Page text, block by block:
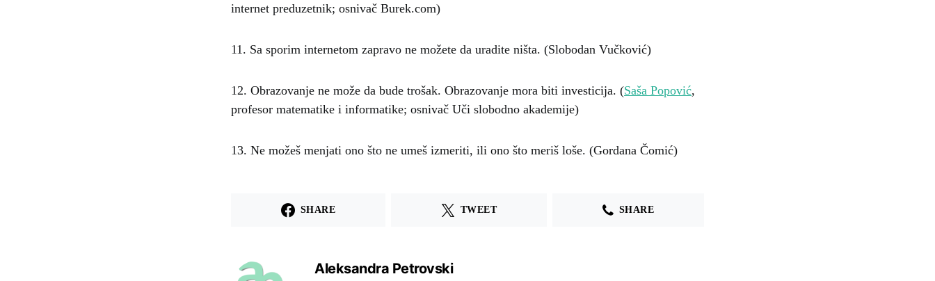
internet preduzetnik; osnivač Burek.com)
11. Sa sporim internetom zapravo ne možete da uradite ništa. (Slobodan Vučković)
12. Obrazovanje ne može da bude trošak. Obrazovanje mora biti investicija. (Saša Popović,
profesor matematike i informatike; osnivač Uči slobodno akademije)
13. Ne možeš menjati ono što ne umeš izmeriti, ili ono što meriš loše. (Gordana Čomić)
SHARE TWEET SHARE
Aleksandra Petrovski